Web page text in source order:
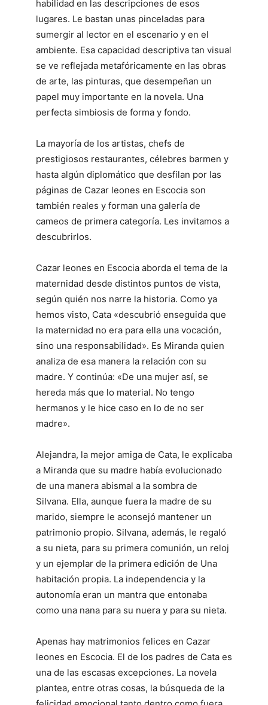
habilidad en las descripciones de esos
lugares. Le bastan unas pinceladas para
sumergir al lector en el escenario y en el
ambiente. Esa capacidad descriptiva tan visual
se ve reflejada metafóricamente en las obras
de arte, las pinturas, que desempeñan un
papel muy importante en la novela. Una
perfecta simbiosis de forma y fondo.
La mayoría de los artistas, chefs de
prestigiosos restaurantes, célebres barmen y
hasta algún diplomático que desfilan por las
páginas de Cazar leones en Escocia son
también reales y forman una galería de
cameos de primera categoría. Les invitamos a
descubrirlos.
Cazar leones en Escocia aborda el tema de la
maternidad desde distintos puntos de vista,
según quién nos narre la historia. Como ya
hemos visto, Cata «descubrió enseguida que
la maternidad no era para ella una vocación,
sino una responsabilidad». Es Miranda quien
analiza de esa manera la relación con su
madre. Y continúa: «De una mujer así, se
hereda más que lo material. No tengo
hermanos y le hice caso en lo de no ser
madre».
Alejandra, la mejor amiga de Cata, le explicaba
a Miranda que su madre había evolucionado
de una manera abismal a la sombra de
Silvana. Ella, aunque fuera la madre de su
marido, siempre le aconsejó mantener un
patrimonio propio. Silvana, además, le regaló
a su nieta, para su primera comunión, un reloj
y un ejemplar de la primera edición de Una
habitación propia. La independencia y la
autonomía eran un mantra que entonaba
como una nana para su nuera y para su nieta.
Apenas hay matrimonios felices en Cazar
leones en Escocia. El de los padres de Cata es
una de las escasas excepciones. La novela
plantea, entre otras cosas, la búsqueda de la